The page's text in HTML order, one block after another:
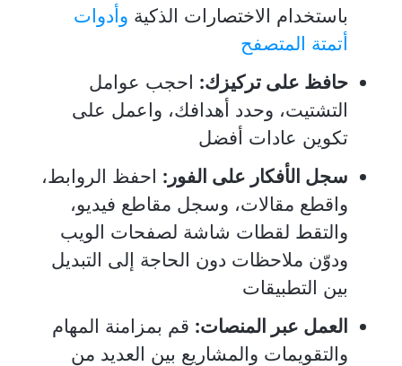
باستخدام الاختصارات الذكية وأدوات
أتمتة المتصفح
حافظ على تركيزك: احجب عوامل
التشتيت، وحدد أهدافك، واعمل على
تكوين عادات أفضل
سجل الأفكار على الفور: احفظ الروابط،
واقطع مقالات، وسجل مقاطع فيديو،
والتقط لقطات شاشة لصفحات الويب
ودوّن ملاحظات دون الحاجة إلى التبديل
بين التطبيقات
العمل عبر المنصات: قم بمزامنة المهام
والتقويمات والمشاريع بين العديد من